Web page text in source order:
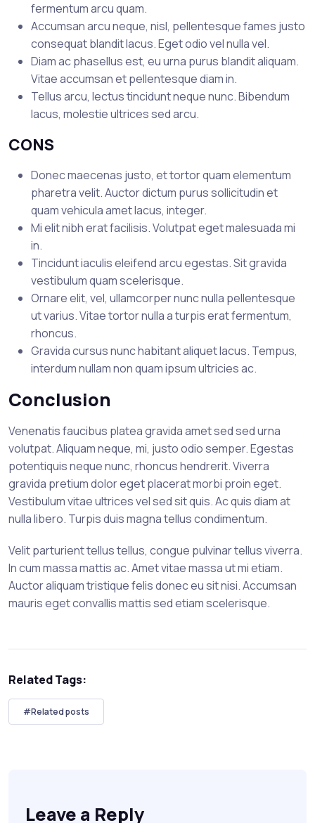
fermentum arcu quam.
Accumsan arcu neque, nisl, pellentesque fames justo
consequat blandit lacus. Eget odio vel nulla vel.
Diam ac phasellus est, eu urna purus blandit aliquam.
Vitae accumsan et pellentesque diam in.
Tellus arcu, lectus tincidunt neque nunc. Bibendum
lacus, molestie ultrices sed arcu.
CONS
Donec maecenas justo, et tortor quam elementum
pharetra velit. Auctor dictum purus sollicitudin et
quam vehicula amet lacus, integer.
Mi elit nibh erat facilisis. Volutpat eget malesuada mi
in.
Tincidunt iaculis eleifend arcu egestas. Sit gravida
vestibulum quam scelerisque.
Ornare elit, vel, ullamcorper nunc nulla pellentesque
ut varius. Vitae tortor nulla a turpis erat fermentum,
rhoncus.
Gravida cursus nunc habitant aliquet lacus. Tempus,
interdum nullam non quam ipsum ultricies ac.
Conclusion
Venenatis faucibus platea gravida amet sed sed urna
volutpat. Aliquam neque, mi, justo odio semper. Egestas
potentiquis neque nunc, rhoncus hendrerit. Viverra
gravida pretium dolor eget placerat morbi proin eget.
Vestibulum vitae ultrices vel sed sit quis. Ac quis diam at
nulla libero. Turpis duis magna tellus condimentum.
Velit parturient tellus tellus, congue pulvinar tellus viverra.
In cum massa mattis ac. Amet vitae massa ut mi etiam.
Auctor aliquam tristique felis donec eu sit nisi. Accumsan
mauris eget convallis mattis sed etiam scelerisque.
Related Tags:
#Related posts
Leave a Reply